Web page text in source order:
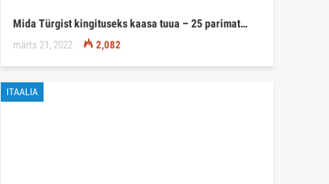
Mida Türgist kingituseks kaasa tuua – 25 parimat…
märts 21, 2022 2,082
ITAALIA